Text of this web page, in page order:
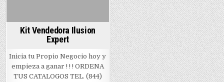
Kit Vendedora Ilusion
Expert
Inicia tu Propio Negocio hoy y
empieza a ganar ! ! ! ORDENA
TUS CATALOGOS TEL. (844)